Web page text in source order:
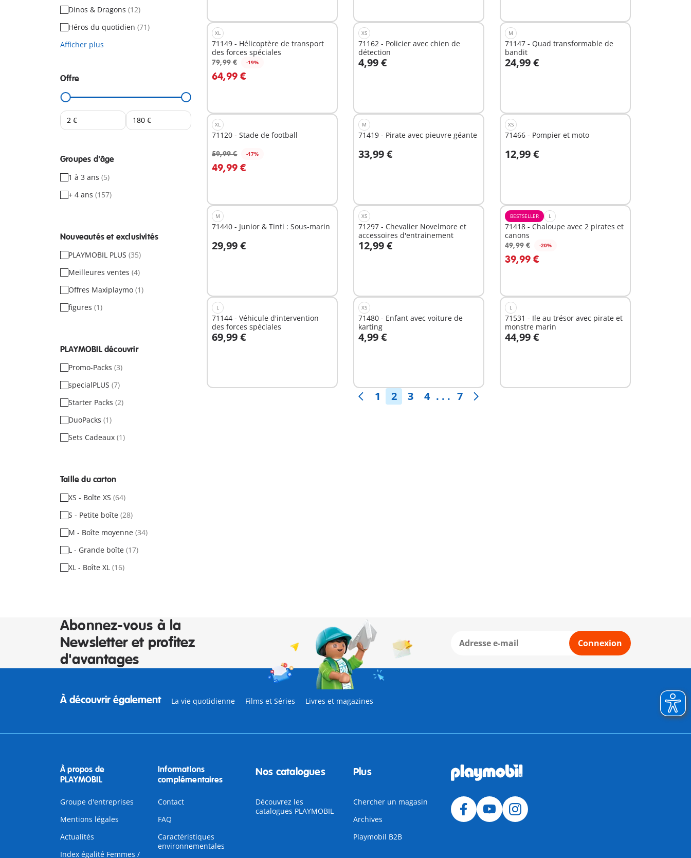
Dinos & Dragons (12)
Héros du quotidien (71)
Afficher plus
Offre
Groupes d'âge
1 à 3 ans (5)
+ 4 ans (157)
Nouveautés et exclusivités
PLAYMOBIL PLUS (35)
Meilleures ventes (4)
Offres Maxiplaymo (1)
figures (1)
PLAYMOBIL découvrir
Promo-Packs (3)
specialPLUS (7)
Starter Packs (2)
DuoPacks (1)
Sets Cadeaux (1)
Taille du carton
XS - Boîte XS (64)
S - Petite boîte (28)
M - Boîte moyenne (34)
L - Grande boîte (17)
XL - Boîte XL (16)
XL
71149 - Hélicoptère de transport
des forces spéciales
79,99 € -19%
64,99 €
XS
71162 - Policier avec chien de
détection
4,99 €
Au panier
M
71147 - Quad transformable de
bandit
24,99 €
Au panier
XL
71120 - Stade de football
59,99 € -17%
49,99 €
M
71419 - Pirate avec pieuvre géante
33,99 €
Au panier
XS
71466 - Pompier et moto
12,99 €
Au panier
M
71440 - Junior & Tinti : Sous-marin
29,99 €
Au panier
XS
71297 - Chevalier Novelmore et
accessoires d'entrainement
12,99 €
Au panier
BESTSELLER L
71418 - Chaloupe avec 2 pirates et
canons
49,99 € -20%
39,99 €
L
71144 - Véhicule d'intervention
des forces spéciales
69,99 €
Au panier
XS
71480 - Enfant avec voiture de
karting
4,99 €
Au panier
L
71531 - Ile au trésor avec pirate et
monstre marin
44,99 €
Au panier
1 2 3 4 . . . 7
Abonnez-vous à la
Newsletter et profitez
d'avantages
Connexion
À découvrir également La vie quotidienne Films et Séries Livres et magazines
À propos de
PLAYMOBIL
Groupe d'entreprises
Mentions légales
Actualités
Index égalité Femmes /
Informations
complémentaires
Contact
FAQ
Caractéristiques
environnementales
Nos catalogues
Découvrez les
catalogues PLAYMOBIL
Plus
Chercher un magasin
Archives
Playmobil B2B